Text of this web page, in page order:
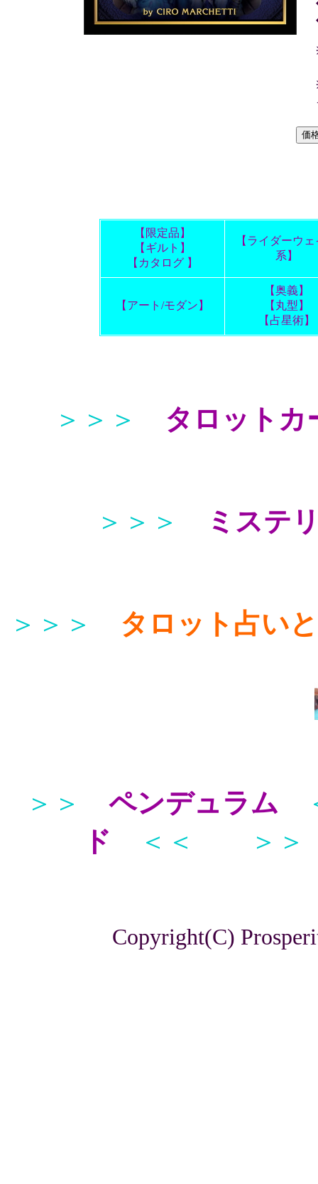
【限定品】
【ギルト】
【カタログ 】
【ライダーウ
系】
【アート/モダン】
【奥義】
【丸型】
【占星術】
＞＞＞ タロットカ
＞＞＞ ミステ
＞＞＞ タロット占い
＞＞ ペンデュラム
ド
＜＜ ＞＞
Copyright(C)